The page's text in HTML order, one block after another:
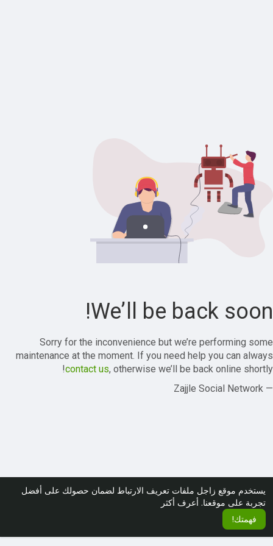
يستخدم موقع زاجل ملفات تعريف الارتباط لضمان حصولك على أفضل
تجربة على موقعنا. أعرف أكثر
فهمتك!
We’ll be back soon!
Sorry for the inconvenience but we’re performing some
maintenance at the moment. If you need help you can always
contact us, otherwise we’ll be back online shortly!
— Zajjle Social Network